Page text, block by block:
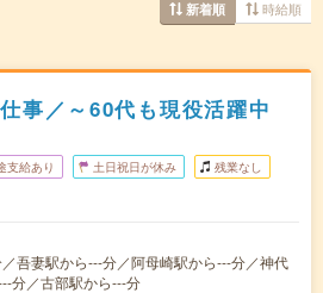
新着順 時給順
事／～60代も現役活躍中
支給あり 土日祝日が休み 残業なし
吾妻駅から---分／阿母崎駅から---分／神代
分／古部駅から---分